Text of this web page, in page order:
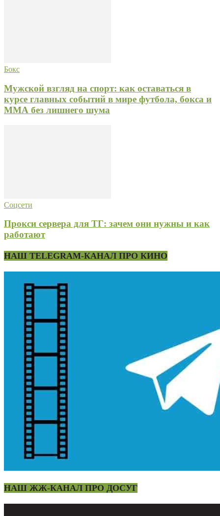
Бокс
Мужской взгляд на спорт: как оставаться в
курсе главных событий в мире футбола, бокса и
ММА без лишнего шума
Соцсети
Прокси сервера для ТГ: зачем они нужны и как
работают
НАШ TELEGRAM-КАНАЛ ПРО КИНО
НАШ ЖЖ-КАНАЛ ПРО ДОСУГ